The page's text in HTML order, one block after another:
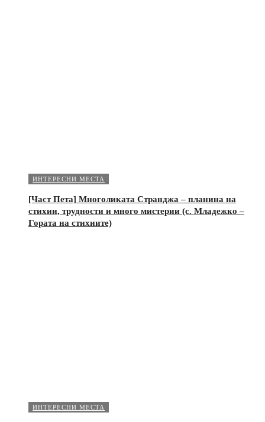
ИНТЕРЕСНИ МЕСТА
[Част Пета] Многоликата Странджа – планина на
стихии, трудности и много мистерии (с. Младежко –
Гората на стихиите)
ИНТЕРЕСНИ МЕСТА